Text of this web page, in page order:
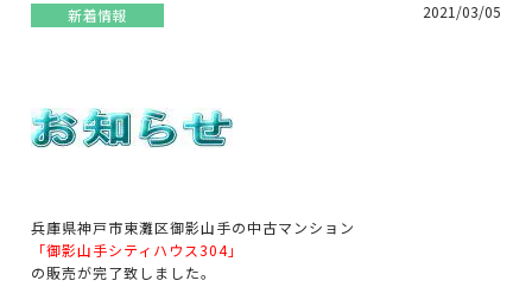
新着情報 2021/03/05
兵庫県神戸市東灘区御影山手の中古マンション
「御影山手シティハウス304」
の販売が完了致しました。